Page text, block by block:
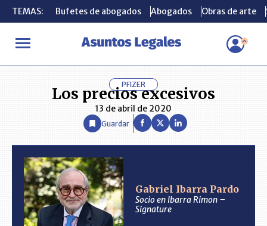
TEMAS: Bufetes de abogados Abogados Obras de arte
INICIO ANÁLISIS GABRIEL IBARRA PARDO Los precios
TEMAS: Bufetes de abogados Abogados Obras de arte
PFIZER
Los precios excesivos
13 de abril de 2020
Guardar
Gabriel Ibarra Pardo
Socio en Ibarra Rimon –
Signature